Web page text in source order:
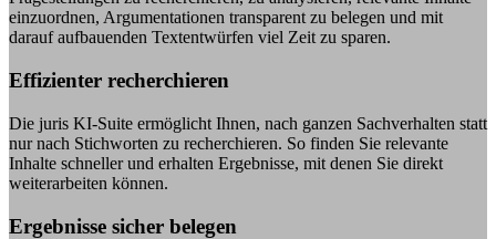
einzuordnen, Argumentationen transparent zu belegen und mit
darauf aufbauenden Textentwürfen viel Zeit zu sparen.
Effizienter recherchieren
Die juris KI-Suite ermöglicht Ihnen, nach ganzen Sachverhalten statt
nur nach Stichworten zu recherchieren. So finden Sie relevante
Inhalte schneller und erhalten Ergebnisse, mit denen Sie direkt
weiterarbeiten können.
Ergebnisse sicher belegen